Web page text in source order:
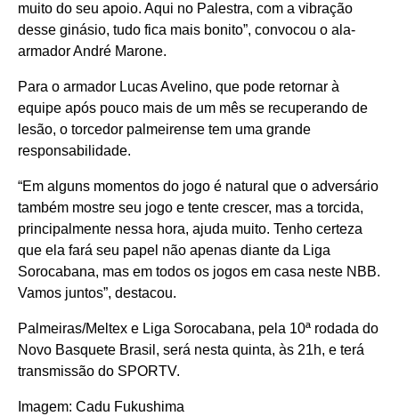
muito do seu apoio. Aqui no Palestra, com a vibração
desse ginásio, tudo fica mais bonito”, convocou o ala-
armador André Marone.
Para o armador Lucas Avelino, que pode retornar à
equipe após pouco mais de um mês se recuperando de
lesão, o torcedor palmeirense tem uma grande
responsabilidade.
“Em alguns momentos do jogo é natural que o adversário
também mostre seu jogo e tente crescer, mas a torcida,
principalmente nessa hora, ajuda muito. Tenho certeza
que ela fará seu papel não apenas diante da Liga
Sorocabana, mas em todos os jogos em casa neste NBB.
Vamos juntos”, destacou.
Palmeiras/Meltex e Liga Sorocabana, pela 10ª rodada do
Novo Basquete Brasil, será nesta quinta, às 21h, e terá
transmissão do SPORTV.
Imagem: Cadu Fukushima